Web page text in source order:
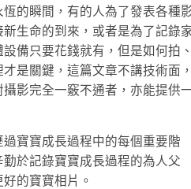
的瞬間，有的人為了發表各種
生命的到來，或者是為了記錄
備只要花錢就有，但是如何拍
是關鍵，這篇文章不講技術面
影完全一竅不通者，亦能提供
寶寶成長過程中的每個重要階
於記錄寶寶成長過程的為人父
的寶寶相片。